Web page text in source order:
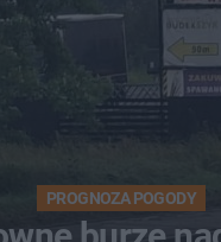
PROGNOZA POGODY